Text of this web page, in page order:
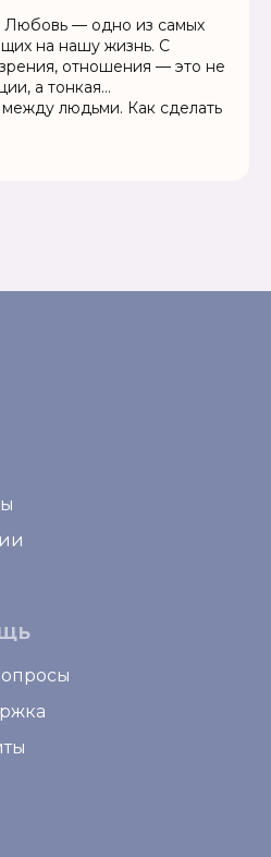
на нашу жизнь. С
отношения — это не
а тонкая
между людьми. Как сделать